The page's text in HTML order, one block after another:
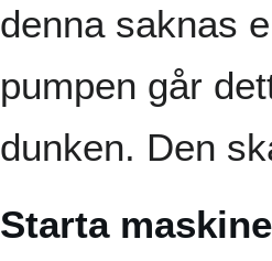
denna saknas
pumpen går
dunken. Den
Starta